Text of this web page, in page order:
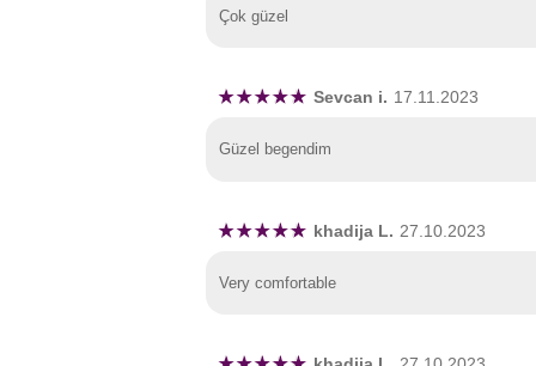
Çok güzel
Sevcan i. 17.11.2023
Güzel begendim
khadija L. 27.10.2023
Very comfortable